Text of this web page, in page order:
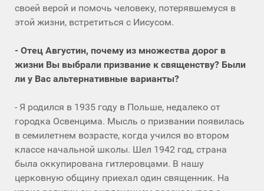
своей верой и помочь человеку, потерявшемуся в
этой жизни, встретиться с Иисусом.
- Отец Августин, почему из множества дорог в
жизни Вы выбрали призвание к священству? Были
ли у Вас альтернативные варианты?
- Я родился в 1935 году в Польше, недалеко от
городка Освенцима. Мысль о призвании появилась
в семилетнем возрасте, когда учился во втором
классе начальной школы. Шел 1942 год, страна
была оккупирована гитлеровцами. В нашу
церковную общину приехал один священник. На